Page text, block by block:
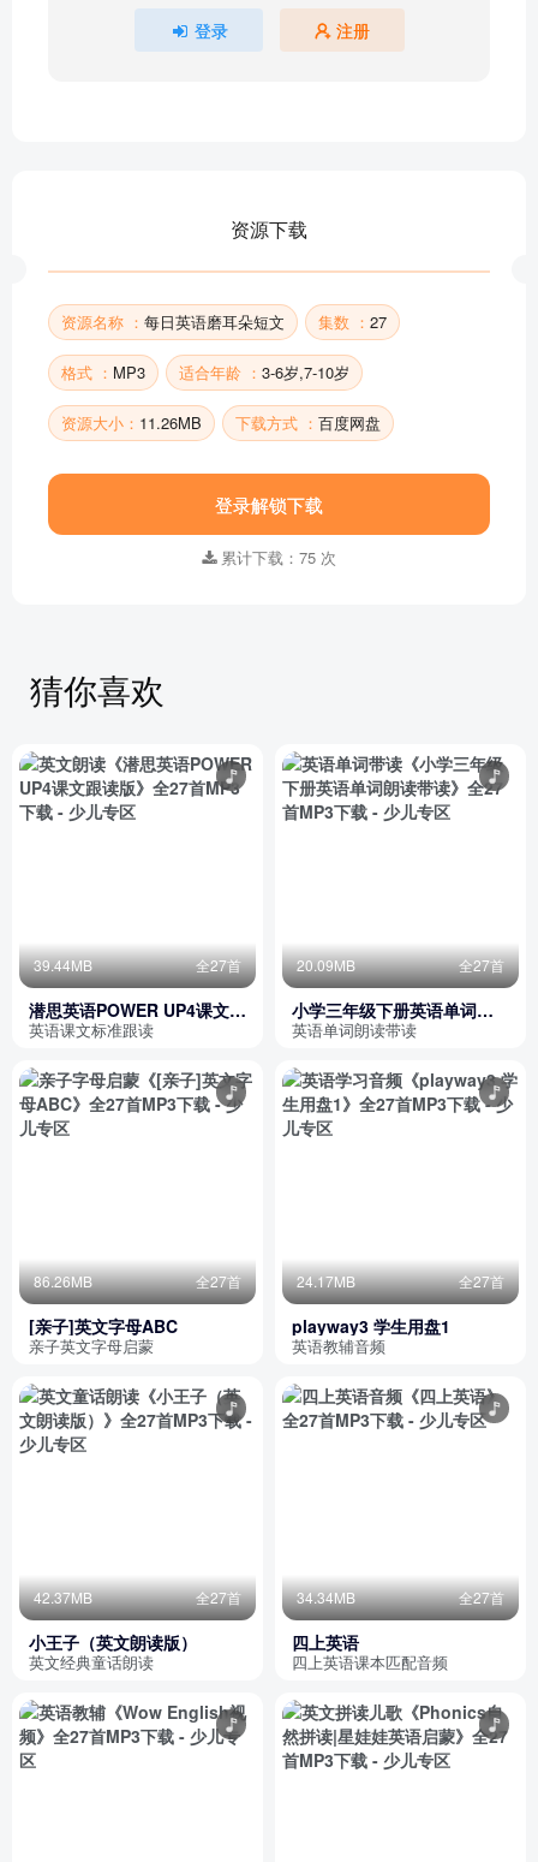
每日英语磨耳朵短文之------我的宠物
每日英语磨耳朵短文之------我的朋友
登录 注册
资源下载
资源名称 ： 每日英语磨耳朵短文 集数 ： 27
格式 ： MP3 适合年龄 ： 3-6岁,7-10岁
资源大小： 11.26MB 下载方式 ： 百度网盘
登录解锁下载
累计下载：75 次
猜你喜欢
39.44MB 全27首
潜思英语POWER UP4课文跟
读版
英语课文标准跟读
20.09MB 全27首
小学三年级下册英语单词朗
读带读
英语单词朗读带读
86.26MB 全27首
[亲子]英文字母ABC
亲子英文字母启蒙
24.17MB 全27首
playway3 学生用盘1
英语教辅音频
42.37MB 全27首
小王子（英文朗读版）
英文经典童话朗读
34.34MB 全27首
四上英语
四上英语课本匹配音频